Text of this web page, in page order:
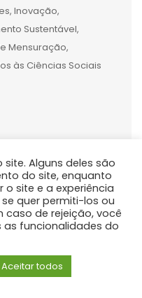
Inovação,
Sustentável,
Mensuração,
às Ciências Sociais
Alguns deles são
do site, enquanto
site e a experiência
quer permiti-los ou
caso de rejeição, você
funcionalidades do
Aceitar todos